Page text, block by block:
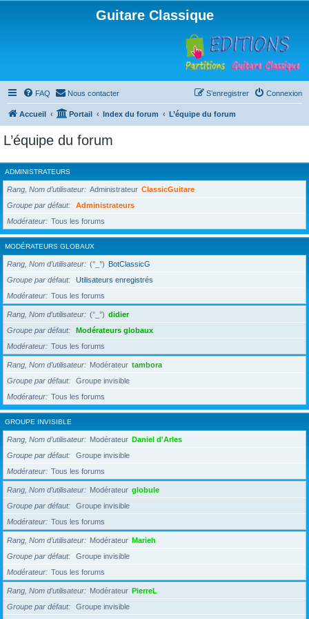
Guitare Classique
FAQ Nous contacter Connexion
S’enregistrer
Accueil Portail Index du forum L’équipe du forum
L’équipe du forum
ADMINISTRATEURS
Rang, Nom d’utilisateur Administrateur ClassicGuitare
Groupe par défaut
Administrateurs
Modérateur
Tous les forums
MODÉRATEURS GLOBAUX
Rang, Nom d’utilisateur (°_°) BotClassicG
Groupe par défaut
Utilisateurs enregistrés
Modérateur
Tous les forums
Rang, Nom d’utilisateur (°_°) didier
Groupe par défaut
Modérateurs globaux
Modérateur
Tous les forums
Rang, Nom d’utilisateur Modérateur tambora
Groupe par défaut
Groupe invisible
Modérateur
Tous les forums
GROUPE INVISIBLE
Rang, Nom d’utilisateur Modérateur Daniel d'Arles
Groupe par défaut
Groupe invisible
Modérateur
Tous les forums
Rang, Nom d’utilisateur Modérateur globule
Groupe par défaut
Groupe invisible
Modérateur
Tous les forums
Rang, Nom d’utilisateur Modérateur Marieh
Groupe par défaut
Groupe invisible
Modérateur
Tous les forums
Rang, Nom d’utilisateur Modérateur PierreL
Groupe par défaut
Groupe invisible